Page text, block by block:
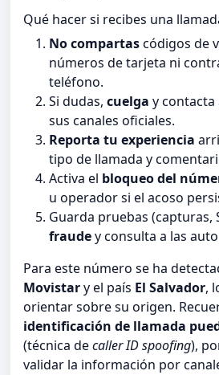
Qué hacer si recibes una
No compartascódigos de
números de tarjeta ni
teléfono.
Si dudas, cuelga y
sus canales oficiales.
Reporta tu experiencia
tipo de llamada y
Activa el bloqueo del
u operador si el acoso
Guarda pruebas (capturas,
fraudey consulta a las
Para este número se ha
Movistary el país El Salvador,
orientar sobre su origen.
identificación de llamada
(técnica decaller ID spoofing),
validar la información por